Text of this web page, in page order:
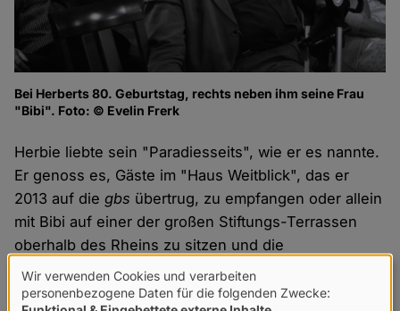
Bei Herberts 80. Geburtstag, rechts neben ihm seine Frau
"Bibi". Foto: © Evelin Frerk
Herbie liebte sein "Paradiesseits", wie er es nannte.
Er genoss es, Gäste im "Haus Weitblick", das er
2013 auf diegbs übertrug, zu empfangen oder allein
mit Bibi auf einer der großen Stiftungs-Terrassen
oberhalb des Rheins zu sitzen und die
vorbeifahrenden Schiffe zu beobachten. Mit großer
Freude nahm er auch die Weiterentwicklung der
Verwendung
Wir verwenden Cookies und verarbeiten
personenbezogene Daten für die folgenden Zwecke: